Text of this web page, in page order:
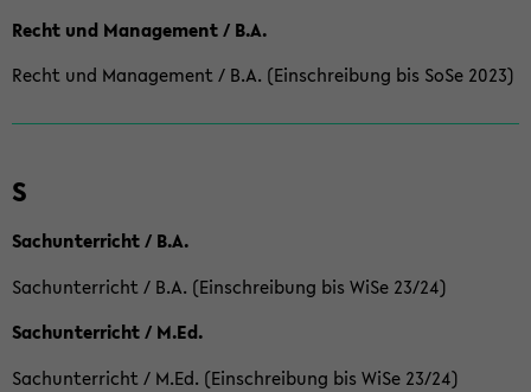
Recht und Management / B.A.
Recht und Management / B.A. (Einschreibung bis SoSe 2023)
S
Sachunterricht / B.A.
Sachunterricht / B.A. (Einschreibung bis WiSe 23/24)
Sachunterricht / M.Ed.
Sachunterricht / M.Ed. (Einschreibung bis WiSe 23/24)